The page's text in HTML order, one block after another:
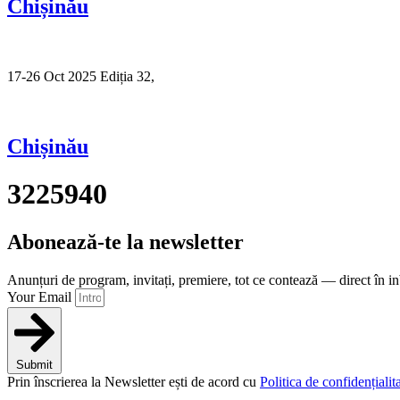
Chișinău
17-26 Oct 2025 Ediția 32,
Chișinău
3225940
Abonează-te la newsletter
Anunțuri de program, invitați, premiere, tot ce contează — direct în
Your Email
Submit
Prin înscrierea la Newsletter ești de acord cu Politica de